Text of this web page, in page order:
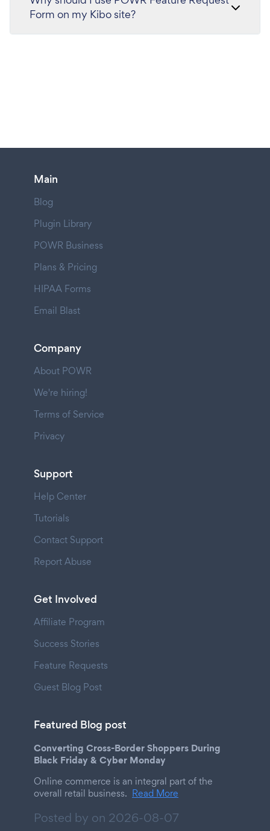
Form on my Kibo site?
Main
Blog
Plugin Library
POWR Business
Plans & Pricing
HIPAA Forms
Email Blast
Company
About POWR
We're hiring!
Terms of Service
Privacy
Support
Help Center
Tutorials
Contact Support
Report Abuse
Get Involved
Affiliate Program
Success Stories
Feature Requests
Guest Blog Post
Featured Blog post
Converting Cross-Border Shoppers During
Black Friday & Cyber Monday
Online commerce is an integral part of the
overall retail business. Read More
Posted by on 2026-08-07